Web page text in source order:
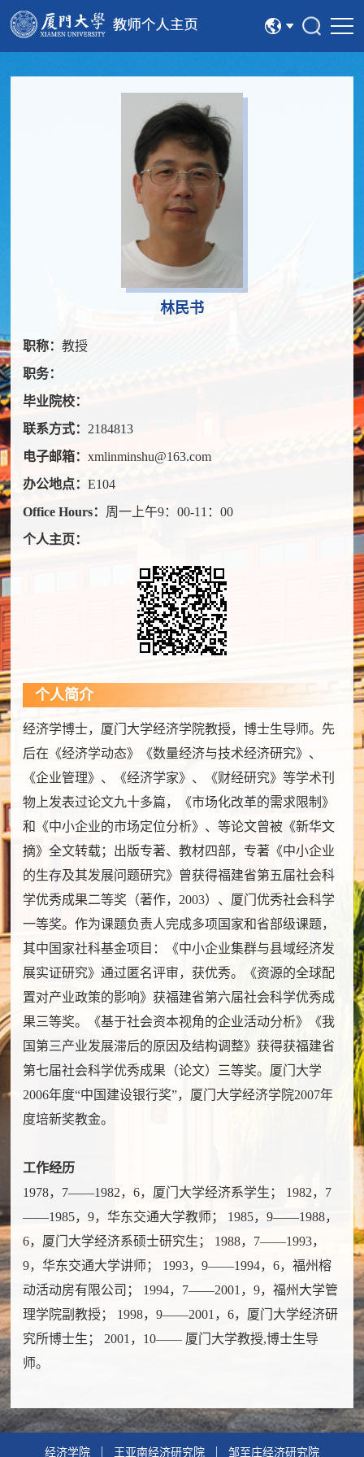
林民书
职称：教授
职务：
毕业院校：
联系方式： 2184813
电子邮箱：xmlinminshu@163.com
办公地点：E104
Office Hours： 周一上午9：00-11：00
个人主页：
个人简介
经济学博士，厦门大学经济学院教授，博士生导师。先
后在《经济学动态》《数量经济与技术经济研究》、
《企业管理》、《经济学家》、《财经研究》等学术刊
物上发表过论文九十多篇，《市场化改革的需求限制》
和《中小企业的市场定位分析》、等论文曾被《新华文
摘》全文转载；出版专著、教材四部，专著《中小企业
的生存及其发展问题研究》曾获得福建省第五届社会科
学优秀成果二等奖（著作，2003）、厦门优秀社会科学
一等奖。作为课题负责人完成多项国家和省部级课题，
其中国家社科基金项目：《中小企业集群与县域经济发
展实证研究》通过匿名评审，获优秀。《资源的全球配
置对产业政策的影响》获福建省第六届社会科学优秀成
果三等奖。《基于社会资本视角的企业活动分析》《我
国第三产业发展滞后的原因及结构调整》获得获福建省
第七届社会科学优秀成果（论文）三等奖。厦门大学
2006年度“中国建设银行奖”，厦门大学经济学院2007年
度培新奖教金。
工作经历
1978，7——1982，6，厦门大学经济系学生； 1982，7
——1985，9，华东交通大学教师； 1985，9——1988，
6，厦门大学经济系硕士研究生； 1988，7——1993，
9，华东交通大学讲师； 1993，9——1994，6，福州榕
动活动房有限公司； 1994，7——2001，9，福州大学管
理学院副教授； 1998，9——2001，6，厦门大学经济研
究所博士生； 2001，10—— 厦门大学教授,博士生导
师。
经济学院 王亚南经济研究院 邹至庄经济研究院